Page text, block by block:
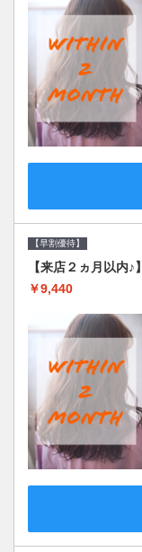
【早割優待】
【来店２ヵ月以
￥9,440